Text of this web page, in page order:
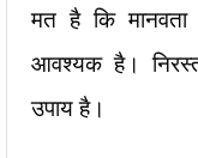
मत है कि मानवता
आवश्यक है।
उपाय है।